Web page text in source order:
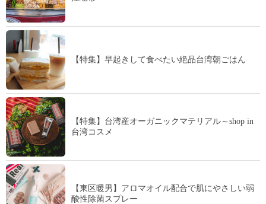
【特集】早起きして食べたい絶品台湾朝ごはん
【特集】台湾産オーガニックマテリアル～shop in
台湾コスメ
【東区暖男】アロマオイル配合で肌にやさしい弱
酸性除菌スプレー